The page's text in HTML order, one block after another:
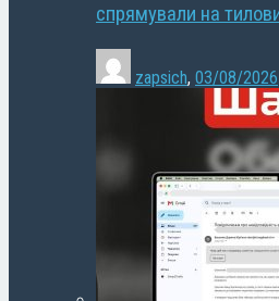
спрямували на
zapsich, 03/08/2026